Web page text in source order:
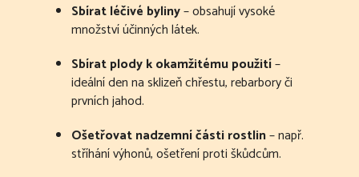
Sbírat léčivé byliny– obsahují vysoké
množství účinných látek.
Sbírat plody k okamžitému použití–
ideální den na sklizeň chřestu, rebarbory či
prvních jahod.
Ošetřovat nadzemní části rostlin– např.
stříhání výhonů, ošetření proti škůdcům.